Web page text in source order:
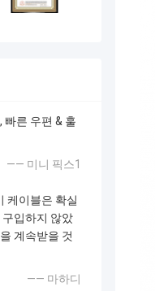
빠른 우편 & 훌
—— 미니 픽스1
케이블은 확실
입하지 않았
계속받을 것
—— 마하디